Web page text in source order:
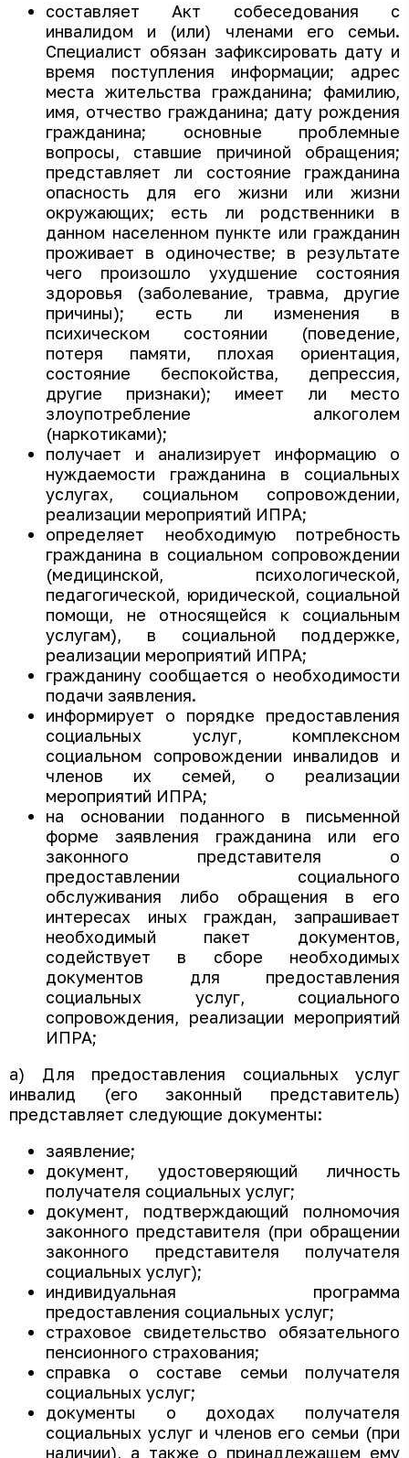
составляет Акт собеседования с
инвалидом и (или) членами его семьи.
Специалист обязан зафиксировать дату и
время поступления информации; адрес
места жительства гражданина; фамилию,
имя, отчество гражданина; дату рождения
гражданина; основные проблемные
вопросы, ставшие причиной обращения;
представляет ли состояние гражданина
опасность для его жизни или жизни
окружающих; есть ли родственники в
данном населенном пункте или гражданин
проживает в одиночестве; в результате
чего произошло ухудшение состояния
здоровья (заболевание, травма, другие
причины); есть ли изменения в
психическом состоянии (поведение,
потеря памяти, плохая ориентация,
состояние беспокойства, депрессия,
другие признаки); имеет ли место
злоупотребление алкоголем
(наркотиками);
получает и анализирует информацию о
нуждаемости гражданина в социальных
услугах, социальном сопровождении,
реализации мероприятий ИПРА;
определяет необходимую потребность
гражданина в социальном сопровождении
(медицинской, психологической,
педагогической, юридической, социальной
помощи, не относящейся к социальным
услугам), в социальной поддержке,
реализации мероприятий ИПРА;
гражданину сообщается о необходимости
подачи заявления.
информирует о порядке предоставления
социальных услуг, комплексном
социальном сопровождении инвалидов и
членов их семей, о реализации
мероприятий ИПРА;
на основании поданного в письменной
форме заявления гражданина или его
законного представителя о
предоставлении социального
обслуживания либо обращения в его
интересах иных граждан, запрашивает
необходимый пакет документов,
содействует в сборе необходимых
документов для предоставления
социальных услуг, социального
сопровождения, реализации мероприятий
ИПРА;
а) Для предоставления социальных услуг
инвалид (его законный представитель)
представляет следующие документы:
заявление;
документ, удостоверяющий личность
получателя социальных услуг;
документ, подтверждающий полномочия
законного представителя (при обращении
законного представителя получателя
социальных услуг);
индивидуальная программа
предоставления социальных услуг;
страховое свидетельство обязательного
пенсионного страхования;
справка о составе семьи получателя
социальных услуг;
документы о доходах получателя
социальных услуг и членов его семьи (при
наличии), а также о принадлежащем ему